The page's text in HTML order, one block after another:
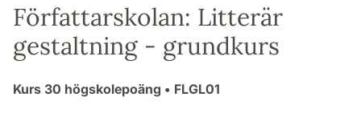
Författarskolan: Litterär
gestaltning - grundkurs
Kurs 30 högskolepoäng • FLGL01